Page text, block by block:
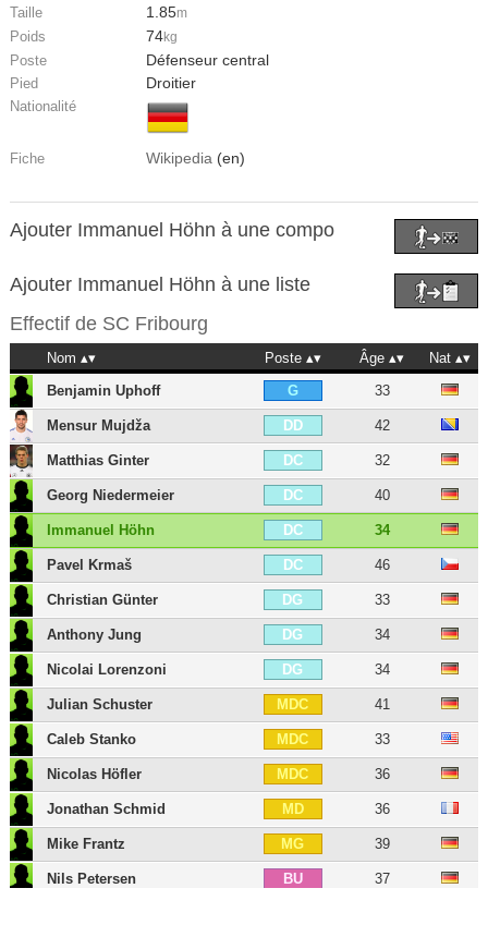
Taille 1.85m
Poids 74kg
Poste Défenseur central
Pied Droitier
Nationalité
Fiche Wikipedia (en)
Ajouter Immanuel Höhn à une compo
Ajouter Immanuel Höhn à une liste
Effectif de SC Fribourg
Nom Poste Âge
Nat
Benjamin Uphoff
G 33
Mensur Mujdža DD 42
Matthias Ginter DC 32
Georg Niedermeier DC 40
Immanuel Höhn DC 34
Pavel Krmaš DC 46
Christian Günter DG 33
Anthony Jung DG 34
Nicolai Lorenzoni DG 34
Julian Schuster MDC 41
Caleb Stanko MDC 33
Nicolas Höfler MDC 36
Jonathan Schmid MD 36
Mike Frantz MG 39
Nils Petersen BU 37